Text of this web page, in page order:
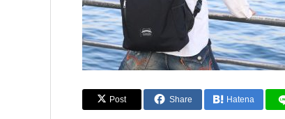
Post Share Hatena